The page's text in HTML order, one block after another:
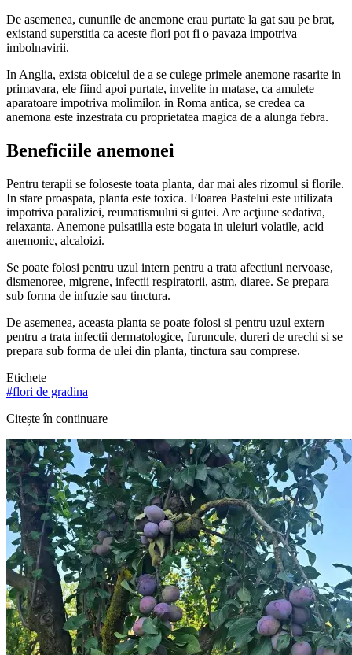
De asemenea, cununile de anemone erau purtate la gat sau pe brat,
existand superstitia ca aceste flori pot fi o pavaza impotriva
imbolnavirii.
In Anglia, exista obiceiul de a se culege primele anemone rasarite in
primavara, ele fiind apoi purtate, invelite in matase, ca amulete
aparatoare impotriva molimilor. in Roma antica, se credea ca
anemona este inzestrata cu proprietatea magica de a alunga febra.
Beneficiile anemonei
Pentru terapii se foloseste toata planta, dar mai ales rizomul si florile.
In stare proaspata, planta este toxica. Floarea Pastelui este utilizata
impotriva paraliziei, reumatismului si gutei. Are acţiune sedativa,
relaxanta. Anemone pulsatilla este bogata in uleiuri volatile, acid
anemonic, alcaloizi.
Se poate folosi pentru uzul intern pentru a trata afectiuni nervoase,
dismenoree, migrene, infectii respiratorii, astm, diaree. Se prepara
sub forma de infuzie sau tinctura.
De asemenea, aceasta planta se poate folosi si pentru uzul extern
pentru a trata infectii dermatologice, furuncule, dureri de urechi si se
prepara sub forma de ulei din planta, tinctura sau comprese.
Etichete
#flori de gradina
Citește în continuare